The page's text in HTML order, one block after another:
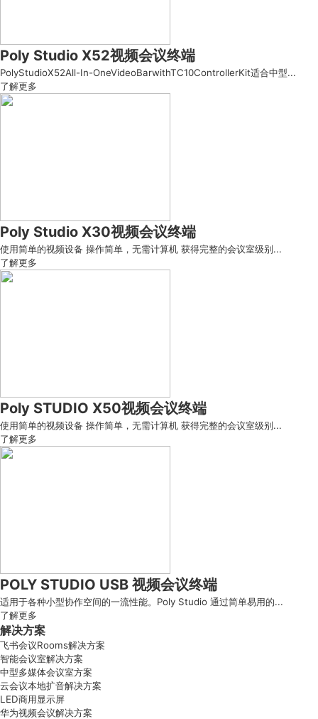
Poly Studio X52视频会议终端
PolyStudioX52All-In-OneVideoBarwithTC10ControllerKit适合中型...
了解更多
Poly Studio X30视频会议终端
使用简单的视频设备 操作简单，无需计算机 获得完整的会议室级别...
了解更多
Poly STUDIO X50视频会议终端
使用简单的视频设备 操作简单，无需计算机 获得完整的会议室级别...
了解更多
POLY STUDIO USB 视频会议终端
适用于各种小型协作空间的一流性能。Poly Studio 通过简单易用的...
了解更多
解决方案
飞书会议Rooms解决方案
智能会议室解决方案
中型多媒体会议室方案
云会议本地扩音解决方案
LED商用显示屏
华为视频会议解决方案